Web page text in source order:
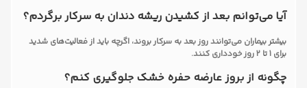
آیا می‌توانم بعد از کشیدن ریشه دندان به سرکار برگردم؟
بیشتر بیماران می‌توانند روز بعد به سرکار بروند، اگرچه باید از فعالیت‌های شدید
برای 1 تا 2 روز خودداری کنند.
چگونه از بروز عارضه حفره خشک جلوگیری کنم؟